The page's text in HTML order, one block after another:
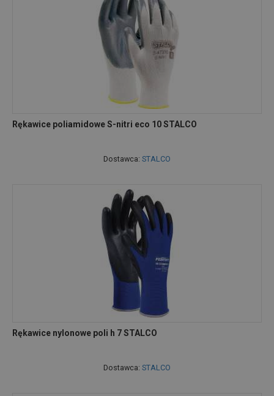
Rękawice poliamidowe S-nitri eco 10 STALCO
Dostawca: STALCO
Rękawice nylonowe poli h 7 STALCO
Dostawca: STALCO